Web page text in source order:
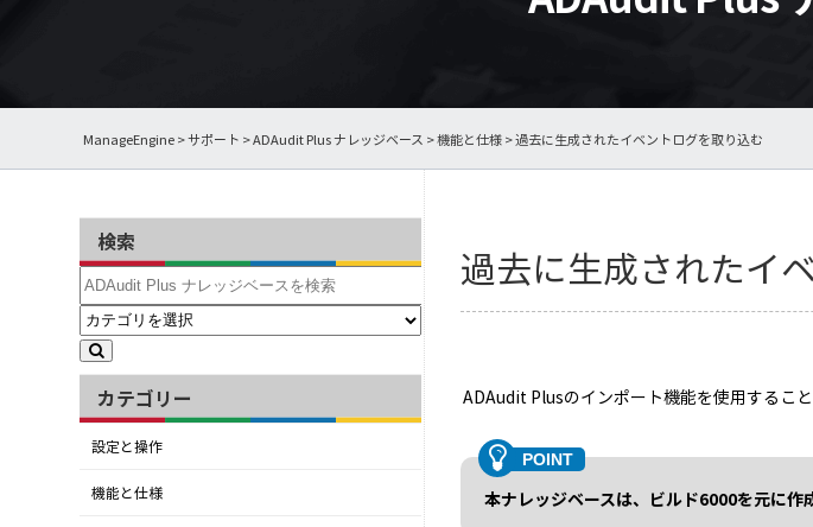
ManageEngine>サポート >ADAudit Plus ナレッジベース >機能と仕様> 過去に生成されたイベントログを取り込む
検索
カテゴリー
設定と操作
機能と仕様
過去に生成されたイ
ADAudit Plusのインポート機能を使用するこ
本ナレッジベースは、ビルド6000を元に作